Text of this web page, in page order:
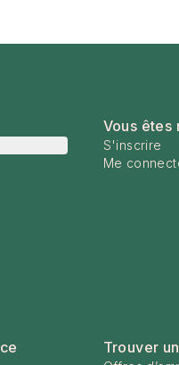
Vous êtes
S'inscrire
Me
Trouver